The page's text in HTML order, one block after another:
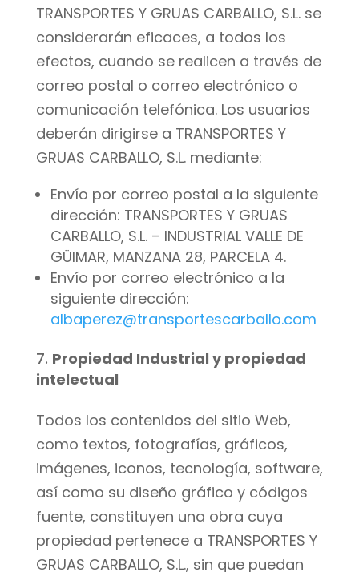
TRANSPORTES Y GRUAS CARBALLO, S.L. se
considerarán eficaces, a todos los
efectos, cuando se realicen a través de
correo postal o correo electrónico o
comunicación telefónica. Los usuarios
deberán dirigirse a TRANSPORTES Y
GRUAS CARBALLO, S.L. mediante:
Envío por correo postal a la siguiente
dirección: TRANSPORTES Y GRUAS
CARBALLO, S.L. – INDUSTRIAL VALLE DE
GÜIMAR, MANZANA 28, PARCELA 4.
Envío por correo electrónico a la
siguiente dirección:
albaperez@transportescarballo.com
Propiedad Industrial y propiedad
intelectual
Todos los contenidos del sitio Web,
como textos, fotografías, gráficos,
imágenes, iconos, tecnología, software,
así como su diseño gráfico y códigos
fuente, constituyen una obra cuya
propiedad pertenece a TRANSPORTES Y
GRUAS CARBALLO, S.L., sin que puedan